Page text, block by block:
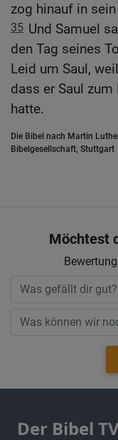
zog hinauf in
35 Und Samuel
den Tag seines
Leid um Saul,
dass er Saul
hatte.
Die Bibel nach Martin
Bibelgesellschaft, Stuttgart
Möchtest
Der Bibel